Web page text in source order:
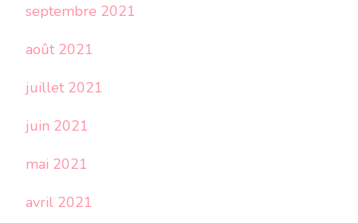
septembre 2021
août 2021
juillet 2021
juin 2021
mai 2021
avril 2021